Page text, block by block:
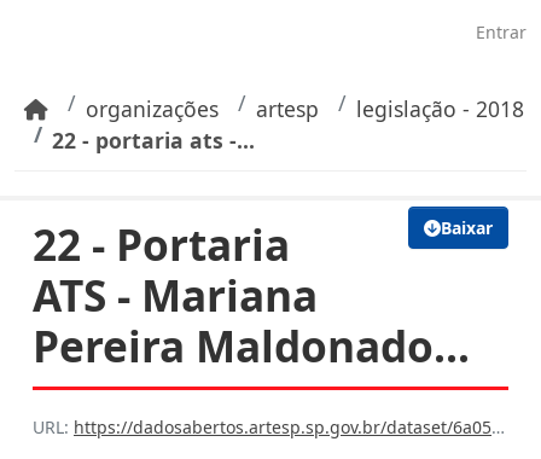
Entrar
organizações artesp
legislação - 2018
22 - portaria ats -...
Baixar
22 - Portaria
ATS - Mariana
Pereira Maldonado...
URL: https://dadosabertos.artesp.sp.gov.br/dataset/6a059e99-75d0-42bc-ba16-7608cfb7f6bb/resource/f0151635-5faf-415d-864f-636a730f1b4b/download/22-portaria-ats-mariana-pereira-maldonado-quinquenio.doc